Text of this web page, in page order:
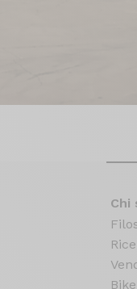
Chi